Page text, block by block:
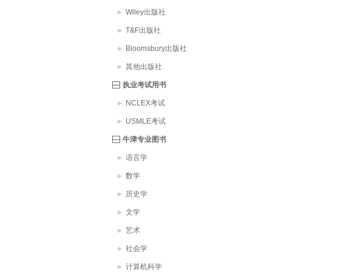
Wiley出版社
T&F出版社
Bloomsbury出版社
其他出版社
执业考试用书
NCLEX考试
USMLE考试
牛津专业图书
语言学
数学
历史学
文学
艺术
社会学
计算机科学